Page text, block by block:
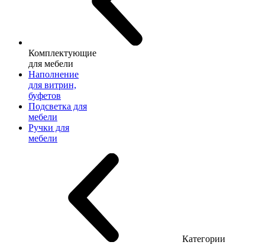
Комплектующие
для мебели
Наполнение
для витрин,
буфетов
Подсветка для
мебели
Ручки для
мебели
Категории